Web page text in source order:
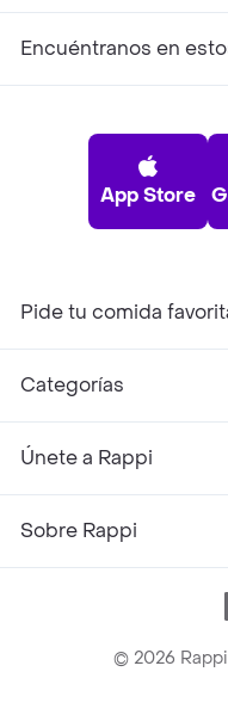
Encuéntranos en
App Store
Pide tu comida
Categorías
Únete a Rappi
Sobre Rappi
© 2026